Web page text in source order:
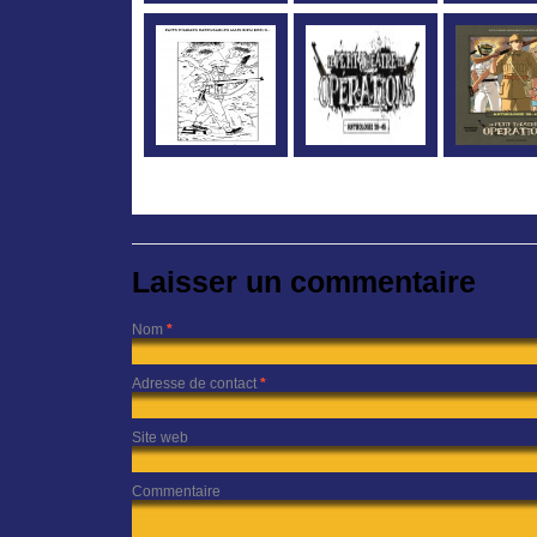
Laisser un commentaire
Nom *
Adresse de contact *
Site web
Commentaire